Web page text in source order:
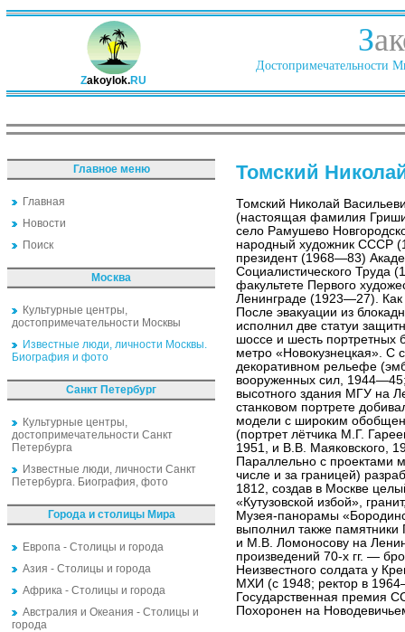
Zakoylok.RU
З
Достопримечательности
Главное меню
Главная
Новости
Поиск
Москва
Культурные центры,
достопримечательности Москвы
Известные люди, личности Москвы.
Биография и фото
Санкт Петербург
Культурные центры,
достопримечательности Санкт
Петербурга
Известные люди, личности Санкт
Петербурга. Биография, фото
Города и столицы Мира
Европа - Столицы и города
Азия - Столицы и города
Африка - Столицы и города
Австралия и Океания - Столицы и
города
Томский
Томский Николай
(настоящая фамилия
село Рамушево
народный художник СССР
президент (1968—83)
Социалистического Труда
факультете Первого
Ленинграде (1923—27). Как
После эвакуации из
исполнил две статуи
шоссе и шесть портретных
метро «Новокузнецкая». С
декоративном рельефе
вооруженных сил,
высотного здания МГУ на
станковом портрете
модели с широким
(портрет лётчика М.Г.
1951, и В.В. Маяковского,
Параллельно с проектами
числе и за границей)
1812, создав в Москве
«Кутузовской избой»,
Музея-панорамы
выполнил также памятники
и М.В. Ломоносову на
произведений 70-х гг. —
Неизвестного солдата у
МХИ (с 1948; ректор в
Государственная премия
Похоронен на